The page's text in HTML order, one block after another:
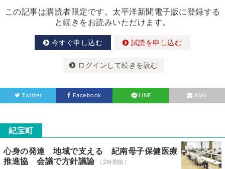
この記事は購読者限定です。太平洋新聞電子版に登録する
と続きをお読みいただけます。
今すぐ申し込む 試読を申し込む
ログインして続きを読む
Twitter Facebook LINE Mail
紀宝町
心身の発達 地域で支える 紀南母子保健医療
推進協 会議で方針議論
（2時間前）